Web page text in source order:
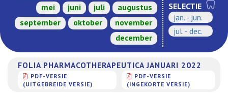
mei
juni juli
augustus
september
oktober
november
december
SELECTIE
jan. - jun.
jul. - dec.
FOLIA PHARMACOTHERAPEUTICA JANUARI 2022
PDF-VERSIE
(UITGEBREIDE VERSIE)
PDF-VERSIE
(INGEKORTE VERSIE)